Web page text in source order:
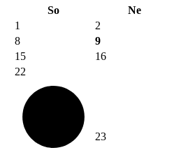
So
Ne
1
2
8
9
15 16
22
23